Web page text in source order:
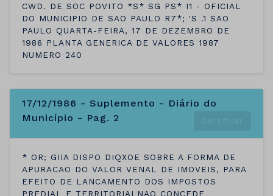
CWD. DE SOC POVITO *S* SG PS* I1 - OFICIAL
DO MUNICIPIO DE SAO PAULO R7*; 'S .1 SAO
PAULO QUARTA-FEIRA, 17 DE DEZEMBRO DE
1986 PLANTA GENERICA DE VALORES 1987
NUMERO 240
17/12/1986 - Suplemento - Diário do
Município - Pag. 2
* OR; GIIA DISPO DIQXOE SOBRE A FORMA DE
APURACAO DO VALOR VENAL DE IMOVEIS, PARA
EFEITO DE LANCAMENTO DOS IMPOSTOS
PREDIAL E TERRITORIALNAO CONCEDE